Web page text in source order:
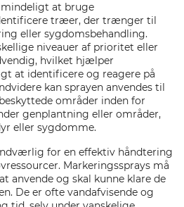
at bruge
træer, der trænger til
eller sygdomsbehandling.
niveauer af prioritet eller
hvilket hjælper
at identificere og reagere på
kan sprayen anvendes til
områder inden for
genplantning eller områder,
eller sygdomme.
for en effektiv håndtering
Markeringssprays må
anvende og skal kunne klare de
De er ofte vandafvisende og